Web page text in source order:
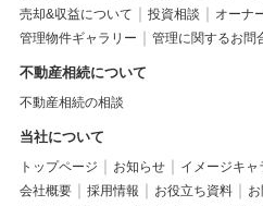
売却&収益について
投資相談
オーナ
管理物件ギャラリー
管理に関するお問
不動産相続について
不動産相続の相談
当社について
トップページ お知らせ イメージキャ
会社概要
採用情報 お役立ち資料